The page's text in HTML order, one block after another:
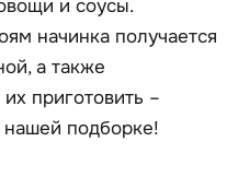
и соусы.
начинка получается
а также
приготовить –
подборке!